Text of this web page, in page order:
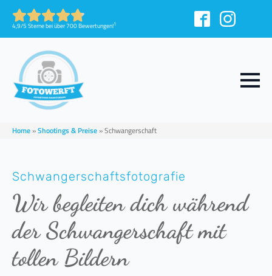
4,9/5 Sterne bei über 700 Bewertungen!1
Home»Shootings & Preise»Schwangerschaft
Schwangerschaftsfotografie
Wir begleiten dich während
der Schwangerschaft mit
tollen Bildern